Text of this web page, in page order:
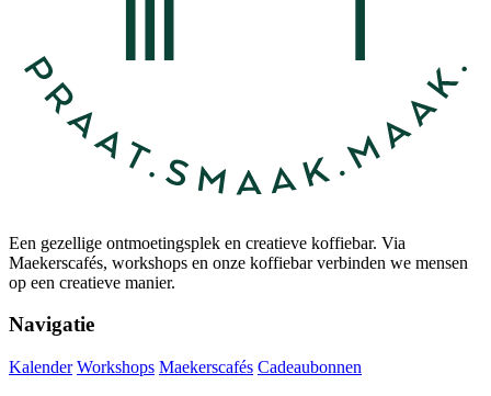
Een gezellige ontmoetingsplek en creatieve koffiebar. Via
Maekerscafés, workshops en onze koffiebar verbinden we mensen
op een creatieve manier.
Navigatie
Kalender Workshops Maekerscafés Cadeaubonnen